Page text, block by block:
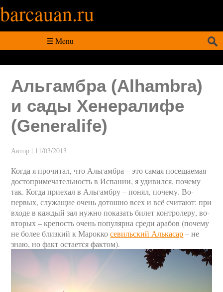
barcauan.ru
☰ Menu
Альгамбра (Alhambra)
и сады Хенералифе
(Generalife)
Автор | 11/03/2013
Когда я прочитал, что Альгамбра – это самая посещаемая
достопримечательность в Испании, я удивился, почему
так. Когда приехал в Альгамбру – понял, почему. Во-
первых, служащие очень дотошно всех и всё считают: при
входе в каждый зал нужно показать билет контролеру, во-
вторых – крепость очень популярна среди арабов (почему
не более близкий к Мароккосевильский Алькасар– не
знаю, но факт остается фактом).